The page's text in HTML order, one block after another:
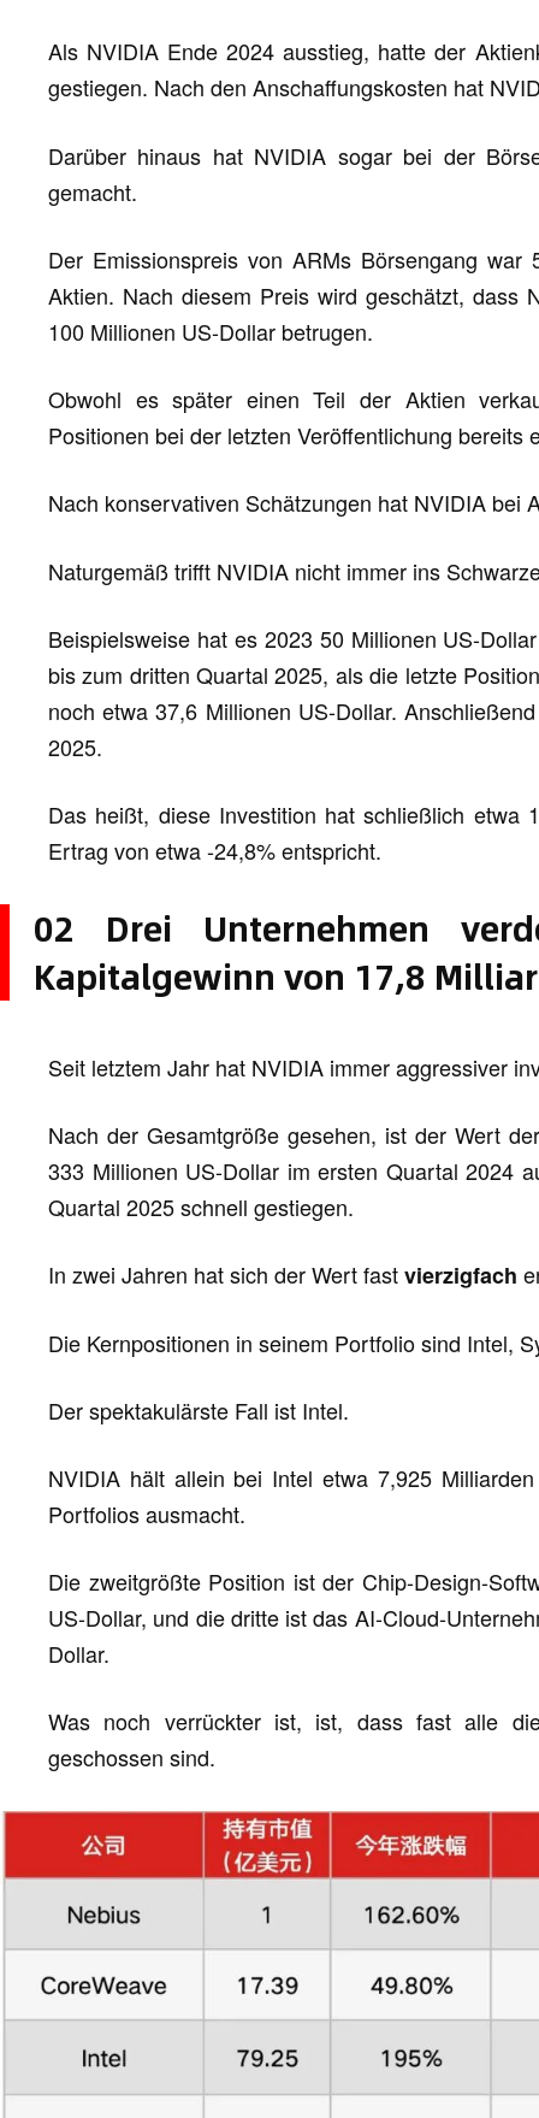
Als NVIDIA Ende 2024 ausstieg, hatte der
gestiegen. Nach den Anschaffungskosten hat
Darüber hinaus hat NVIDIA sogar bei der
gemacht.
Der Emissionspreis von ARMs Börsengang
Aktien. Nach diesem Preis wird geschätzt, dass
100 Millionen US-Dollar betrugen.
Obwohl es später einen Teil der Aktien
Positionen bei der letzten Veröffentlichung bereits
Nach konservativen Schätzungen hat NVIDIA bei
Naturgemäß trifft NVIDIA nicht immer ins
Beispielsweise hat es 2023 50 Millionen US-
bis zum dritten Quartal 2025, als die letzte
noch etwa 37,6 Millionen US-Dollar.
2025.
Das heißt, diese Investition hat schließlich etwa
Ertrag von etwa -24,8% entspricht.
02 Drei Unternehmen
Kapitalgewinn von 17,8
Seit letztem Jahr hat NVIDIA immer aggressiver
Nach der Gesamtgröße gesehen, ist der Wert
333 Millionen US-Dollar im ersten Quartal 2024
Quartal 2025 schnell gestiegen.
In zwei Jahren hat sich der Wert fastvierzigfach
Die Kernpositionen in seinem Portfolio sind Intel,
Der spektakulärste Fall ist Intel.
NVIDIA hält allein bei Intel etwa 7,925
Portfolios ausmacht.
Die zweitgrößte Position ist der Chip-Design-
US-Dollar, und die dritte ist das AI-Cloud-
Dollar.
Was noch verrückter ist, ist, dass fast alle
geschossen sind.